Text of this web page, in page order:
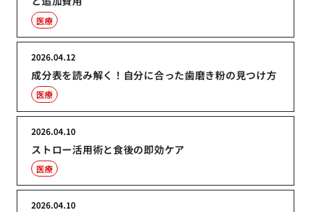
医療
成分表を読み解く！自分に合った歯磨き粉の見つけ方
2026.04.12
医療
ストロー活用術と食後の即効ケア
2026.04.10
医療
2026.04.10